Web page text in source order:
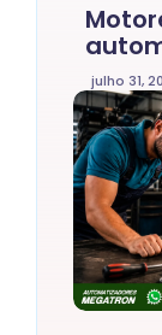
julho 31,